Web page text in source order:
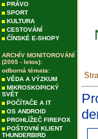
PRÁVO
SPORT
KULTURA
CESTOVÁNÍ
ČÍNSKÉ E-SHOPY
ARCHÍV MONITOROVÁNÍ
(2005 - letos):
odborná témata:
VĚDA A VÝZKUM
MIKROSKOPICKÝ
SVĚT
POČÍTAČE A IT
OS ANDROID
PROHLÍŽEČ FIREFOX
POŠTOVNÍ KLIENT
THUNDERBIRD